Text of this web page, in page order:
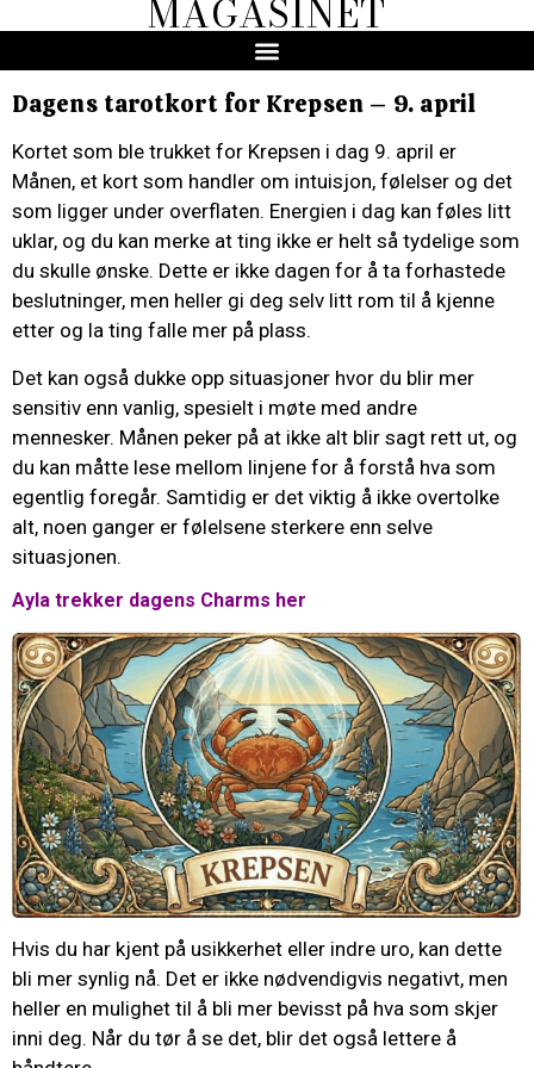
MAGASINET
Dagens tarotkort for Krepsen – 9. april
Kortet som ble trukket for Krepsen i dag 9. april er
Månen, et kort som handler om intuisjon, følelser og det
som ligger under overflaten. Energien i dag kan føles litt
uklar, og du kan merke at ting ikke er helt så tydelige som
du skulle ønske. Dette er ikke dagen for å ta forhastede
beslutninger, men heller gi deg selv litt rom til å kjenne
etter og la ting falle mer på plass.
Det kan også dukke opp situasjoner hvor du blir mer
sensitiv enn vanlig, spesielt i møte med andre
mennesker. Månen peker på at ikke alt blir sagt rett ut, og
du kan måtte lese mellom linjene for å forstå hva som
egentlig foregår. Samtidig er det viktig å ikke overtolke
alt, noen ganger er følelsene sterkere enn selve
situasjonen.
Ayla trekker dagens Charms her
Hvis du har kjent på usikkerhet eller indre uro, kan dette
bli mer synlig nå. Det er ikke nødvendigvis negativt, men
heller en mulighet til å bli mer bevisst på hva som skjer
inni deg. Når du tør å se det, blir det også lettere å